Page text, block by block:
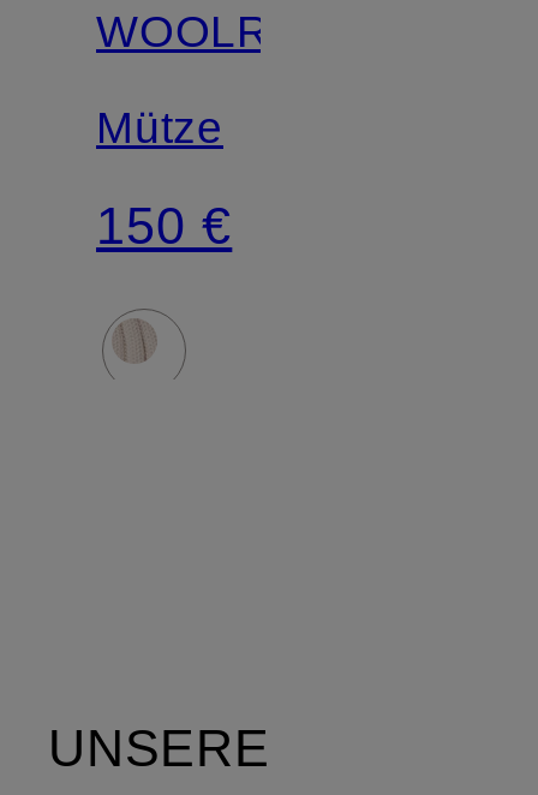
WOOLRICH
Mütze
150 €
UNSERE